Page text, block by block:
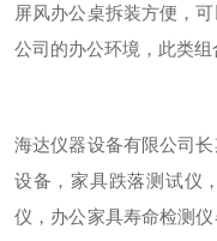
屏风办公桌拆装方便，
公司的办公环境，此类组
海达仪器设备有限公司
设备，家具跌落测试仪，
仪，办公家具寿命检测